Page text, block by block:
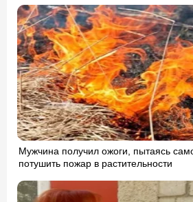
Мужчина получил ожоги, пытаясь
потушить пожар в растительности